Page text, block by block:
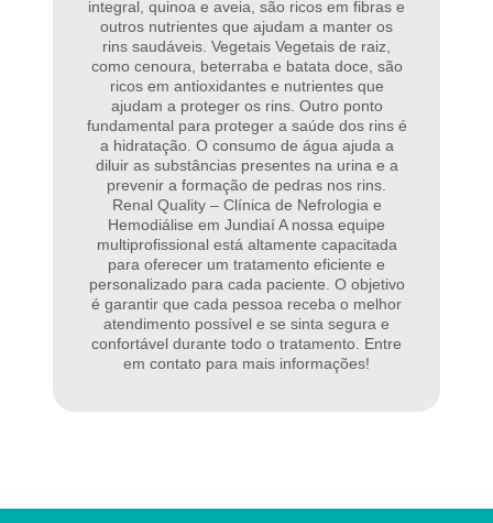
integral, quinoa e aveia, são ricos em fibras e
outros nutrientes que ajudam a manter os
rins saudáveis. Vegetais Vegetais de raiz,
como cenoura, beterraba e batata doce, são
ricos em antioxidantes e nutrientes que
ajudam a proteger os rins. Outro ponto
fundamental para proteger a saúde dos rins é
a hidratação. O consumo de água ajuda a
diluir as substâncias presentes na urina e a
prevenir a formação de pedras nos rins.
Renal Quality – Clínica de Nefrologia e
Hemodiálise em Jundiaí A nossa equipe
multiprofissional está altamente capacitada
para oferecer um tratamento eficiente e
personalizado para cada paciente. O objetivo
é garantir que cada pessoa receba o melhor
atendimento possível e se sinta segura e
confortável durante todo o tratamento. Entre
em contato para mais informações!